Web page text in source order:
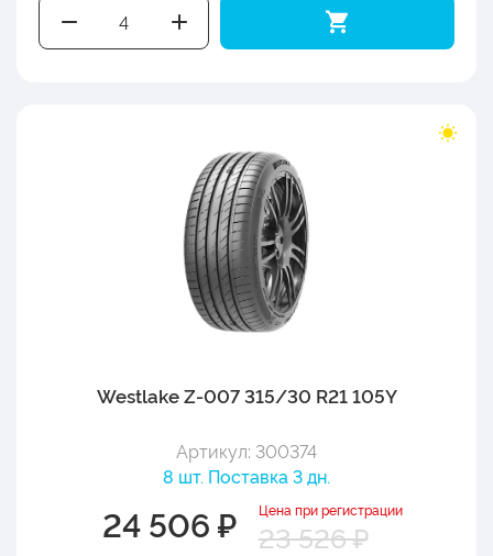
Westlake Z-007 315/30 R21 105Y
Артикул: 300374
8 шт. Поставка 3 дн.
24 506 ₽ Цена при регистрации
23 526 ₽